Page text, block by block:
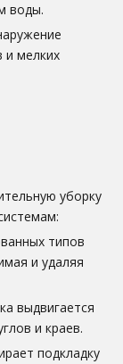
воды.
мелких
уборку
типов
и удаляя
выдвигается
и краев.
подкладку